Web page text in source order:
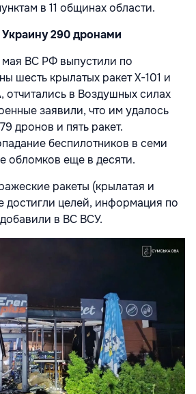
в 11 общинах области.
Украину 290 дронами
мая ВС РФ выпустили по
шесть крылатых ракет Х-101 и
в Воздушных силах
заявили, что им удалось
дронов и пять ракет.
беспилотников в семи
обломков еще в десяти.
ракеты (крылатая и
достигли целей, информация по
в ВС ВСУ.